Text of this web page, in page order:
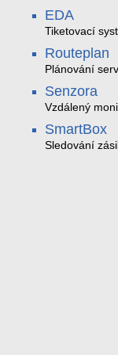
EDA
Tiketovací
Routeplan
Plánování
Senzora
Vzdálený
SmartBox
Sledování